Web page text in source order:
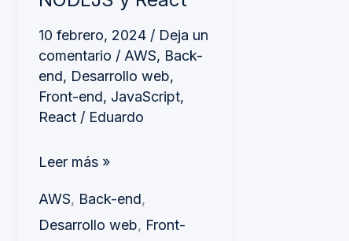
10 febrero, 2024 / Deja un
comentario / AWS, Back-
end, Desarrollo web,
Front-end, JavaScript,
React / Eduardo
Leer más »
AWS, Back-end,
Desarrollo web, Front-